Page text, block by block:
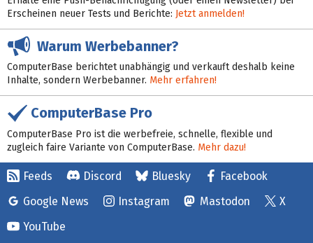
Erscheinen neuer Tests und Berichte: Jetzt anmelden!
Warum Werbebanner?
ComputerBase berichtet unabhängig und verkauft deshalb keine
Inhalte, sondern Werbebanner. Mehr erfahren!
ComputerBase Pro
ComputerBase Pro ist die werbefreie, schnelle, flexible und
zugleich faire Variante von ComputerBase. Mehr dazu!
Feeds Discord Bluesky
Facebook
Google News
Instagram Mastodon
X
YouTube